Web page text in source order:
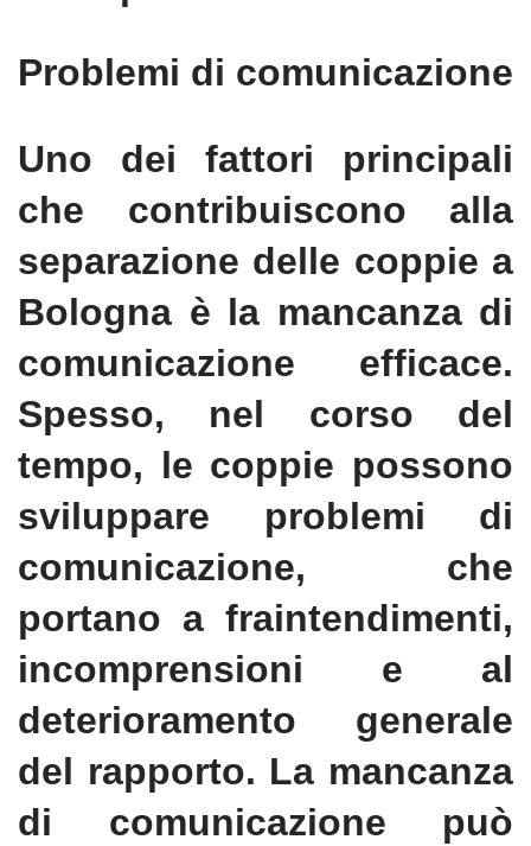
Problemi di comunicazione
Uno dei fattori principali
che contribuiscono alla
separazione delle coppie a
Bologna è la mancanza di
comunicazione efficace.
Spesso, nel corso del
tempo, le coppie possono
sviluppare problemi di
comunicazione, che
portano a fraintendimenti,
incomprensioni e al
deterioramento generale
del rapporto. La mancanza
di comunicazione può